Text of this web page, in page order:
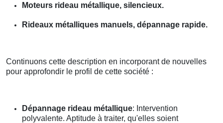
Moteurs rideau métallique, silencieux.
Rideaux métalliques manuels, dépannage rapide.
Continuons cette description en incorporant de nouvelles
pour approfondir le profil de cette société :
Dépannage rideau métallique: Intervention
polyvalente. Aptitude à traiter, qu'elles soient